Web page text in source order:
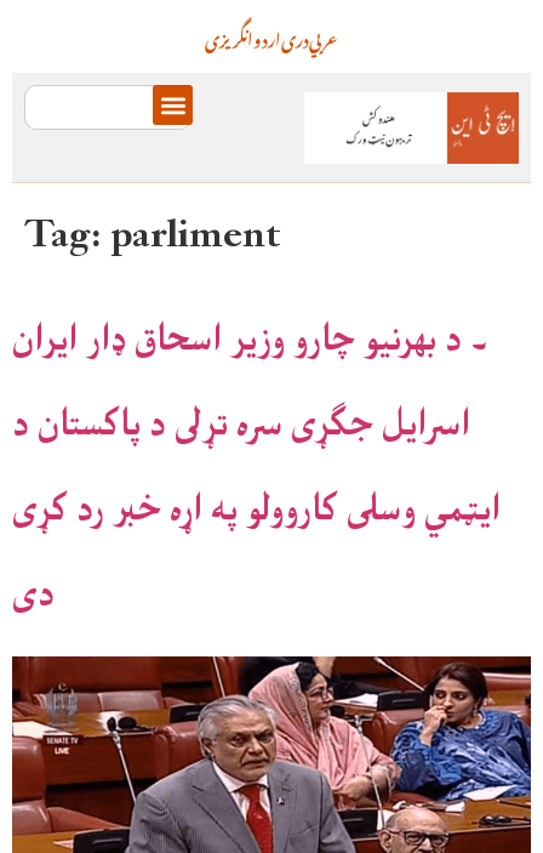
انگریزیاردودریعربي
Tag:parliment
۔ د بهرنيو چارو وزير اسحاق ډار ايران
اسرايل جګړى سره تړلى د پاکستان د
ايټمي وسلى کاروولو په اړه خبر رد کړى
دى